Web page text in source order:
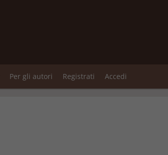
Per gli autori Registrati Accedi